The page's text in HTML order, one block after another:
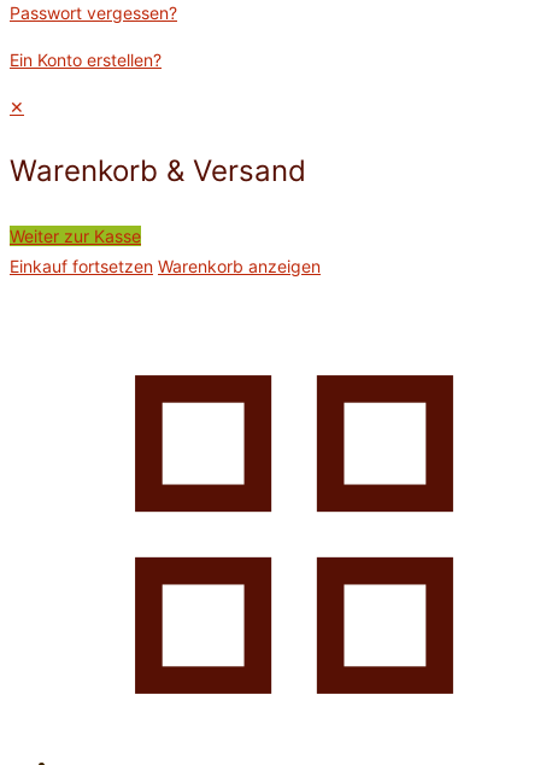
Passwort vergessen?
Ein Konto erstellen?
✕
Warenkorb & Versand
Weiter zur Kasse
Einkauf fortsetzen Warenkorb anzeigen